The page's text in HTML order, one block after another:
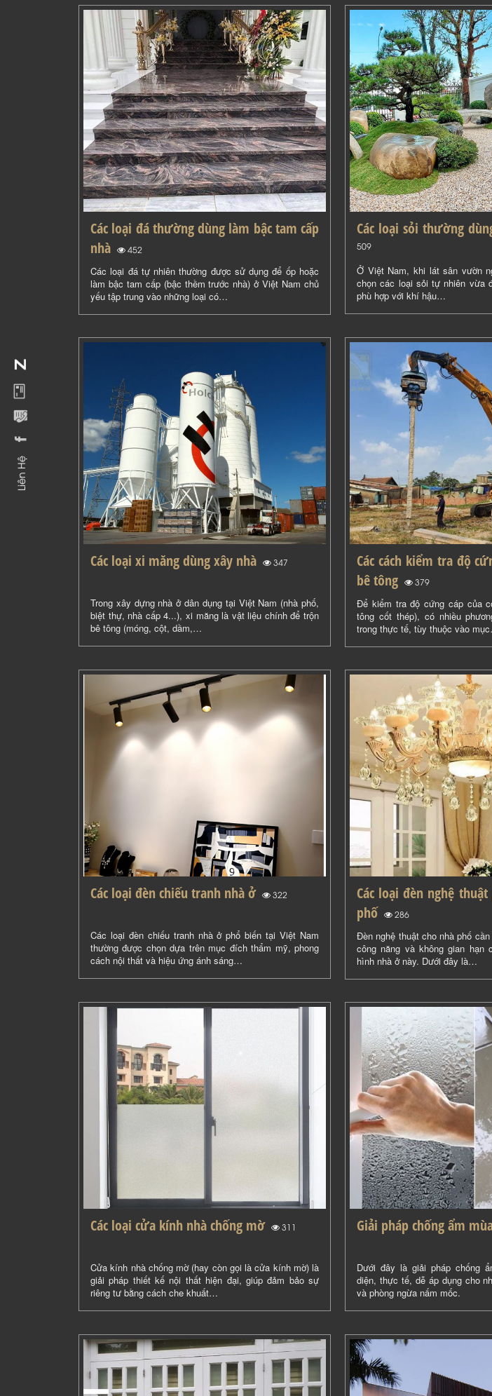
Các loại đá thường dùng làm bậc tam cấp
nhà
452
Các loại đá tự nhiên thường được sử dụng để ốp hoặc
làm bậc tam cấp (bậc thềm trước nhà) ở Việt Nam chủ
yếu tập trung vào những loại có…
Các loại sỏi thường
509
Ở Việt Nam, khi lát sân vườn
chọn các loại sỏi tự nhiên vừa
phù hợp với khí hậu…
Các loại xi măng dùng xây nhà 347
Trong xây dựng nhà ở dân dụng tại Việt Nam (nhà phố,
biệt thự, nhà cấp 4...), xi măng là vật liệu chính để trộn
bê tông (móng, cột, dầm,…
Các cách kiểm tra độ
bê tông
379
Để kiểm tra độ cứng cáp của
tông cốt thép), có nhiều
trong thực tế, tùy thuộc vào
Các loại đèn chiếu tranh nhà ở( 322
Các loại đèn chiếu tranh nhà ở phổ biến tại Việt Nam
thường được chọn dựa trên mục đích thẩm mỹ, phong
cách nội thất và hiệu ứng ánh sáng…
Các loại đèn nghệ
phố
286
Đèn nghệ thuật cho nhà phố
công năng và không gian hạn
hình nhà ở này. Dưới đây là…
Các loại cửa kính nhà chống mờ( 311
Cửa kính nhà chống mờ (hay còn gọi là cửa kính mờ) là
giải pháp thiết kế nội thất hiện đại, giúp đảm bảo sự
riêng tư bằng cách che khuất…
Giải pháp chống ẩm
Dưới đây là giải pháp chống
diện, thực tế, dễ áp dụng cho
và phòng ngừa nấm mốc.
Liên Hệ